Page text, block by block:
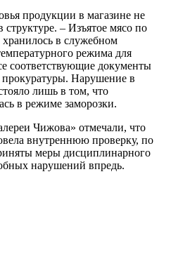
продукции в магазине не
структуре. – Изъятое мясо по
хранилось в служебном
режима для
соответствующие документы
прокуратуры. Нарушение в
лишь в том, что
в режиме заморозки.
Чижова» отмечали, что
внутреннюю проверку, по
меры дисциплинарного
нарушений впредь.